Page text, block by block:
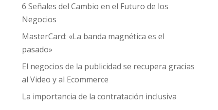
6 Señales del Cambio en el Futuro de los
Negocios
MasterCard: «La banda magnética es el
pasado»
El negocios de la publicidad se recupera gracias
al Video y al Ecommerce
La importancia de la contratación inclusiva